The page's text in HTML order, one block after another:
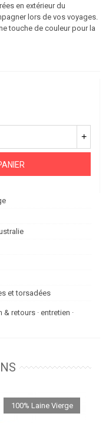
en extérieur du
lors de vos voyages.
touche de couleur pour la
+
et torsadées
& retours · entretien ·
100% Laine Vierge